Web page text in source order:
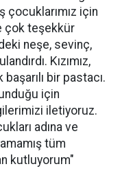
çocuklarımız için
çok teşekkür
neşe, sevinç,
Kızımız,
bir pastacı.
için
iletiyoruz.
adına ve
tüm
kutluyorum"